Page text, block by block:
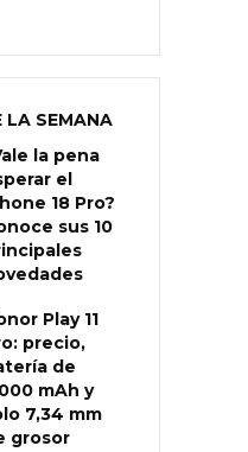
LA SEMANA
la pena
el
18 Pro?
sus 10
Play 11
precio,
de
mAh y
7,34 mm
grosor